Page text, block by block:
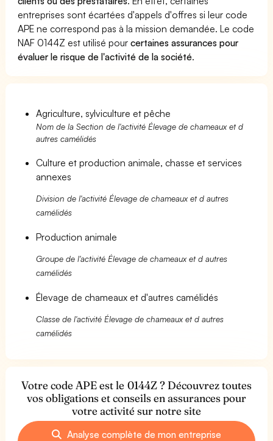
entreprises sont écartées d'appels d'offres si leur code
APE ne correspond pas à la mission demandée. Le code
NAF 0144Z est utilisé pourcertaines assurances pour
évaluer le risque de l'activité de la société.
Agriculture, sylviculture et pêche
Nom de la Section de l'activité Élevage de chameaux et d
autres camélidés
Culture et production animale, chasse et services
annexes
Division de l'activité Élevage de chameaux et d autres
camélidés
Production animale
Groupe de l'activité Élevage de chameaux et d autres
camélidés
Élevage de chameaux et d'autres camélidés
Classe de l'activité Élevage de chameaux et d autres
camélidés
Votre code APE est le 0144Z ? Découvrez toutes
vos obligations et conseils en assurances pour
votre activité sur notre site
Analyse complète de mon entreprise